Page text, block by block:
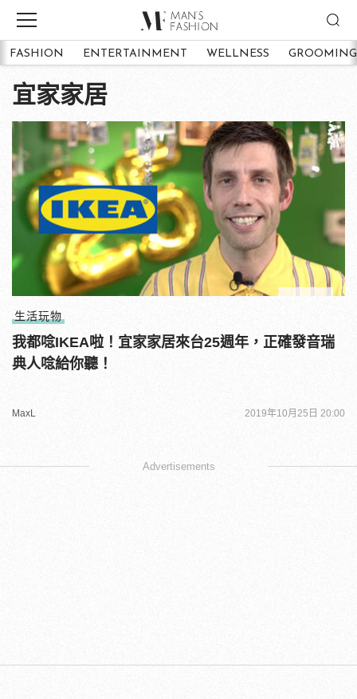
FASHION ENTERTAINMENT WELLNESS GROOMING
宜家家居
生活玩物
我都唸IKEA啦！宜家家居來台25週年，正確發音瑞
典人唸給你聽！
MaxL 2019年10月25日 20:00
Advertisements